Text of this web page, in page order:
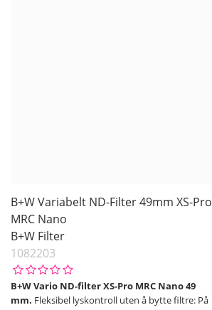
B+W Variabelt ND-Filter 49mm XS-Pro
MRC Nano
B+W Filter
1082203
B+W Vario ND-filter XS-Pro MRC Nano 49
mm. Fleksibel lyskontroll uten å bytte filtre: På